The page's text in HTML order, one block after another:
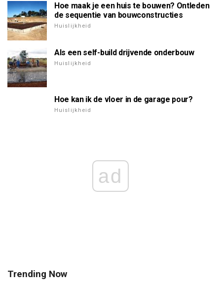
Hoe maak je een huis te bouwen? Ontleden
de sequentie van bouwconstructies
Huislijkheid
Als een self-build drijvende onderbouw
Huislijkheid
Hoe kan ik de vloer in de garage pour?
Huislijkheid
ad
Trending Now